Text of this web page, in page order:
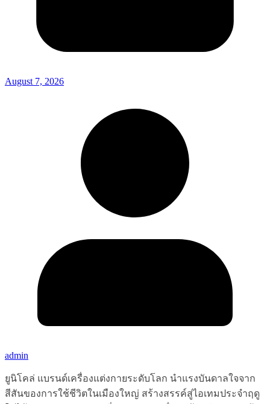
August 7, 2026
admin
ยูนิโคล่ แบรนด์เครื่องแต่งกายระดับโลก นำแรงบันดาลใจจาก
สีสันของการใช้ชีวิตในเมืองใหญ่ สร้างสรรค์สู่ไอเทมประจำฤดู